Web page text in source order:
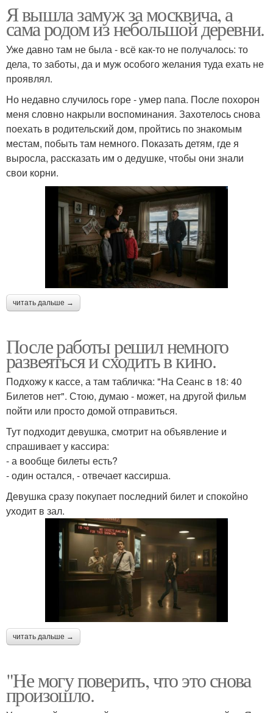
Я вышла замуж за москвича, а
сама родом из небольшой деревни.
Уже давно там не была - всё как-то не получалось: то
дела, то заботы, да и муж особого желания туда ехать не
проявлял.
Но недавно случилось горе - умер папа. После похорон
меня словно накрыли воспоминания. Захотелось снова
поехать в родительский дом, пройтись по знакомым
местам, побыть там немного. Показать детям, где я
выросла, рассказать им о дедушке, чтобы они знали
свои корни.
читать дальше →
После работы решил немного
развеяться и сходить в кино.
Подхожу к кассе, а там табличка: "На Сеанс в 18: 40
Билетов нет". Стою, думаю - может, на другой фильм
пойти или просто домой отправиться.
Тут подходит девушка, смотрит на объявление и
спрашивает у кассира:
- а вообще билеты есть?
- один остался, - отвечает кассирша.
Девушка сразу покупает последний билет и спокойно
уходит в зал.
читать дальше →
"Не могу поверить, что это снова
произошло.